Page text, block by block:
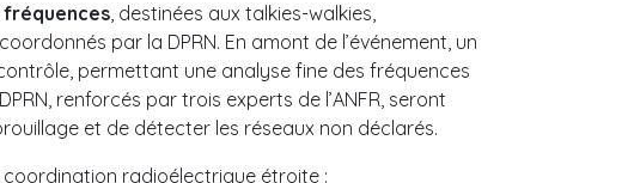
, destinées aux talkies-walkies,
par la DPRN. En amont de l’événement, un
permettant une analyse fine des fréquences
renforcés par trois experts de l’ANFR, seront
et de détecter les réseaux non déclarés.
coordination radioélectrique étroite :